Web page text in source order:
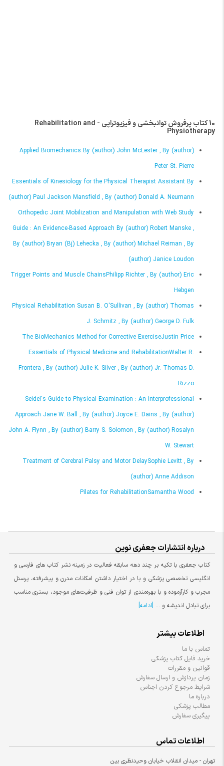
حرفه‌ای در این حوزه بسیار ضروری و مفید هستند.
10 کتاب پرفروش توانبخشی و فیزیوتراپی - Rehabilitation and
Physiotherapy
Applied Biomechanics By (author) John McLester , By (author)
Peter St. Pierre
Essentials of Kinesiology for the Physical Therapist Assistant By
(author) Paul Jackson Mansfield , By (author) Donald A. Neumann
Orthopedic Joint Mobilization and Manipulation with Web Study
Guide : An Evidence-Based Approach By (author) Robert Manske ,
By (author) Bryan (Bj) Lehecka , By (author) Michael Reiman , By
(author) Janice Loudon
Trigger Points and Muscle ChainsPhilipp Richter , By (author) Eric
Hebgen
Physical Rehabilitation Susan B. O'Sullivan , By (author) Thomas
J. Schmitz , By (author) George D. Fulk
The BioMechanics Method for Corrective ExerciseJustin Price
Essentials of Physical Medicine and RehabilitationWalter R.
Frontera , By (author) Julie K. Silver , By (author) Jr. Thomas D.
Rizzo
Seidel's Guide to Physical Examination : An Interprofessional
Approach Jane W. Ball , By (author) Joyce E. Dains , By (author)
John A. Flynn , By (author) Barry S. Solomon , By (author) Rosalyn
W. Stewart
Treatment of Cerebral Palsy and Motor DelaySophie Levitt , By
(author) Anne Addison
Pilates for RehabilitationSamantha Wood
درباره انتشارات جعفری نوین
کتاب جعفری با تکیه بر چند دهه سابقه فعالیت در زمینه نشر کتاب های فارسی و
انگلیسی تخصصی پزشکی و با در اختیار داشتن امکانات مدرن و پیشرفته، پرسنل
مجرب و کارآزموده و با بهره‌مندی از توان فنی و ظرفیت‌های موجود، بستری مناسب
برای تبادل اندیشه و ... [ادامه]
اطلاعات بیشتر
تماس با ما
خرید فایل کتاب پزشکی
قوانین و مقررات
زمان پردازش و ارسال سفارش
شرایط مرجوع کردن اجناس
درباره ما
مطالب پزشکی
پیگیری سفارش
اطلاعات تماس
تهران - میدان انقلاب خیابان وحیدنظری بین